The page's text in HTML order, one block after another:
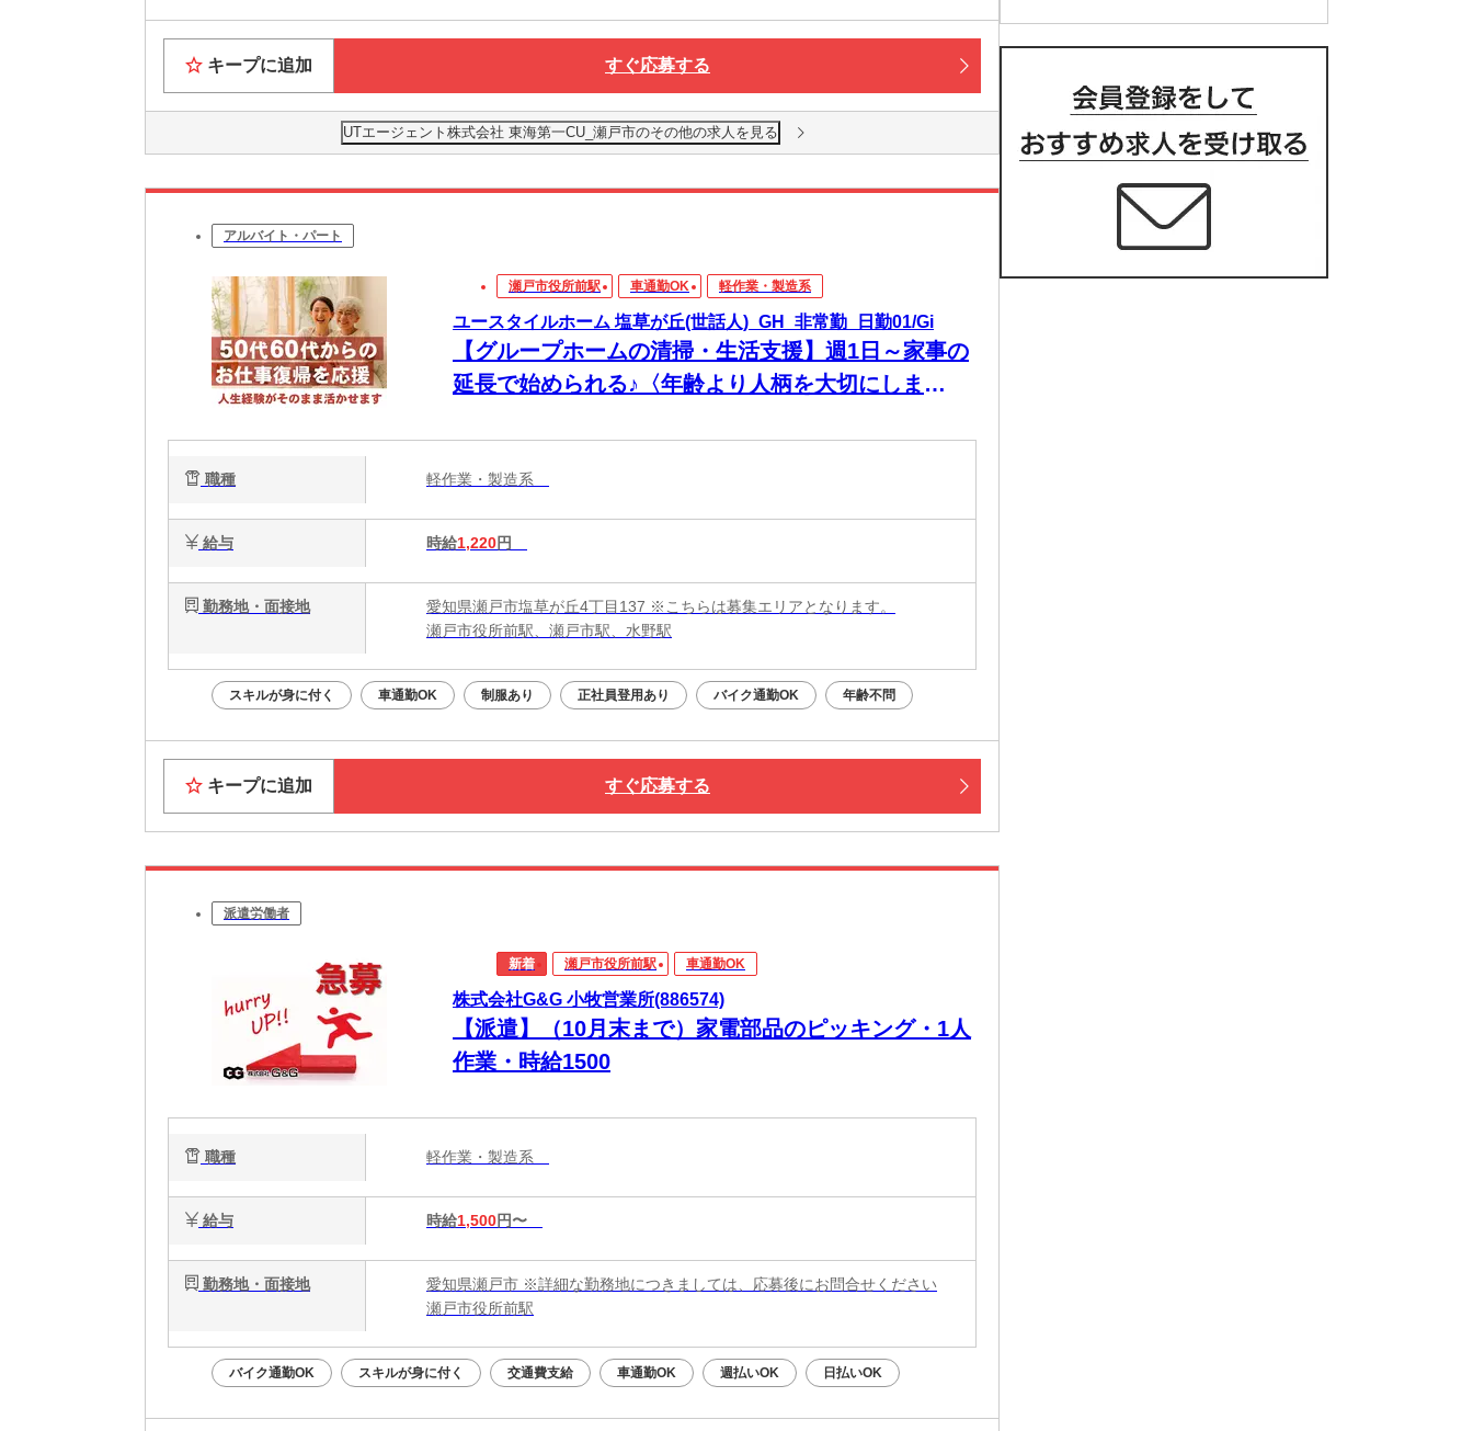
キープに追加 すぐ応募する
UTエージェント株式会社 東海第一CU_瀬戸市のその他の求人を見る
アルバイト・パート
瀬戸市役所前駅 車通勤OK 軽作業・製造系
ユースタイルホーム 塩草が丘(世話人)_GH_非常勤_日勤01/Gi
【グループホームの清掃・生活支援】週1日～家事の
延長で始められる♪〈年齢より人柄を大切にしま
職種 軽作業・製造系
給与 時給1,220円
勤務地・面接地
愛知県瀬戸市塩草が丘4丁目137 ※こちらは募集エリアとなります。
瀬戸市役所前駅、瀬戸市駅、水野駅
スキルが身に付く 車通勤OK 制服あり 正社員登用あり バイク通勤OK 年齢不問
キープに追加 すぐ応募する
派遣労働者
新着 瀬戸市役所前駅 車通勤OK
株式会社G&G 小牧営業所(886574)
【派遣】（10月末まで）家電部品のピッキング・1人
作業・時給1500
職種 軽作業・製造系
給与 時給1,500円〜
勤務地・面接地
愛知県瀬戸市 ※詳細な勤務地につきましては、応募後にお問合せください
瀬戸市役所前駅
バイク通勤OK スキルが身に付く 交通費支給 車通勤OK 週払いOK 日払いOK